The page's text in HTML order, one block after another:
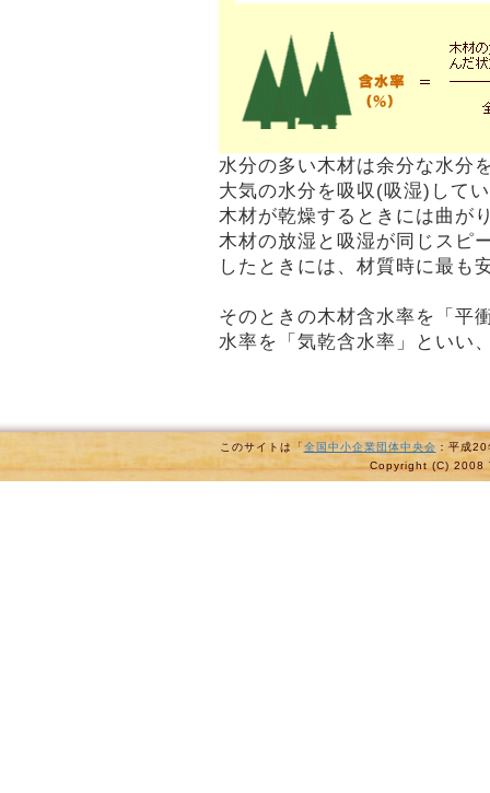
水分の多い木材は余分な水分
大気の水分を吸収(吸湿)して
木材が乾燥するときには曲が
木材の放湿と吸湿が同じスピ
したときには、材質時に最も
そのときの木材含水率を「平
水率を「気乾含水率」といい
このサイトは「全国中小企業団体中央会 ：平成
Copyright (C) 2008